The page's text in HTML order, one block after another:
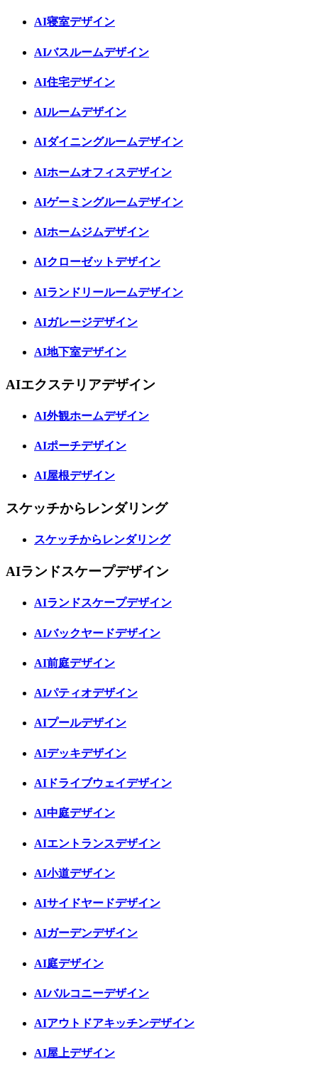
AI寝室デザイン
AIバスルームデザイン
AI住宅デザイン
AIルームデザイン
AIダイニングルームデザイン
AIホームオフィスデザイン
AIゲーミングルームデザイン
AIホームジムデザイン
AIクローゼットデザイン
AIランドリールームデザイン
AIガレージデザイン
AI地下室デザイン
AIエクステリアデザイン
AI外観ホームデザイン
AIポーチデザイン
AI屋根デザイン
スケッチからレンダリング
スケッチからレンダリング
AIランドスケープデザイン
AIランドスケープデザイン
AIバックヤードデザイン
AI前庭デザイン
AIパティオデザイン
AIプールデザイン
AIデッキデザイン
AIドライブウェイデザイン
AI中庭デザイン
AIエントランスデザイン
AI小道デザイン
AIサイドヤードデザイン
AIガーデンデザイン
AI庭デザイン
AIバルコニーデザイン
AIアウトドアキッチンデザイン
AI屋上デザイン